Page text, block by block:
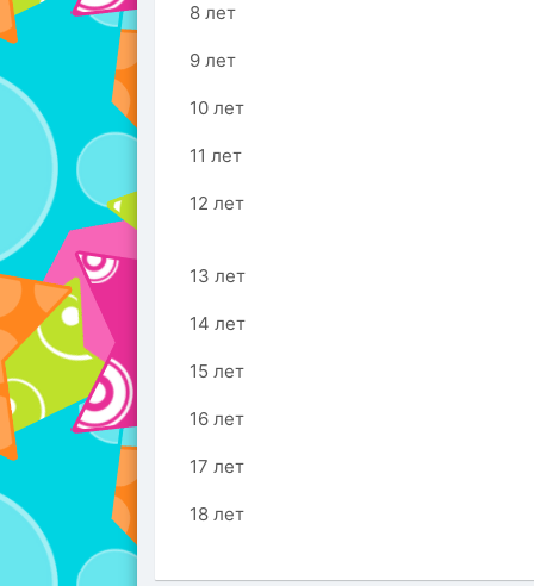
8 лет
9 лет
10 лет
11 лет
12 лет
13 лет
14 лет
15 лет
16 лет
17 лет
18 лет